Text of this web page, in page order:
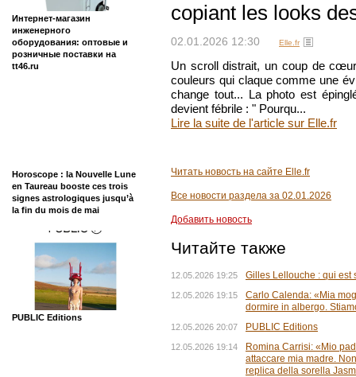
Интернет-магазин
инженерного
оборудования: оптовые и
розничные поставки на
tt46.ru
Horoscope : la Nouvelle Lune
en Taureau booste ces trois
signes astrologiques jusqu’à
la fin du mois de mai
PUBLIC Editions
copiant les looks
02.01.2026 12:30 Elle.fr
Un scroll distrait, un coup de
couleurs qui claque comme une
change tout... La photo est
devient fébrile : " Pourqu...
Lire la suite de l'article sur Elle.fr
Читать новость на сайте Elle.fr
Все новости раздела за 02.01.2026
Добавить новость
Читайте также
12.05.2026 19:25 Gilles Lellouche : qui est
12.05.2026 19:15
Carlo Calenda: «Mia
dormire in albergo.
12.05.2026 20:07 PUBLIC Editions
12.05.2026 19:14
Romina Carrisi: «Mio
attaccare mia madre.
replica della sorella